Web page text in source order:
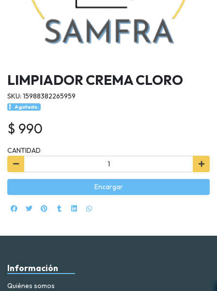
LIMPIADOR CREMA CLORO
SKU: 15988382265959
Agotado.
$ 990
CANTIDAD
Encargar
Información
Quiénes somos